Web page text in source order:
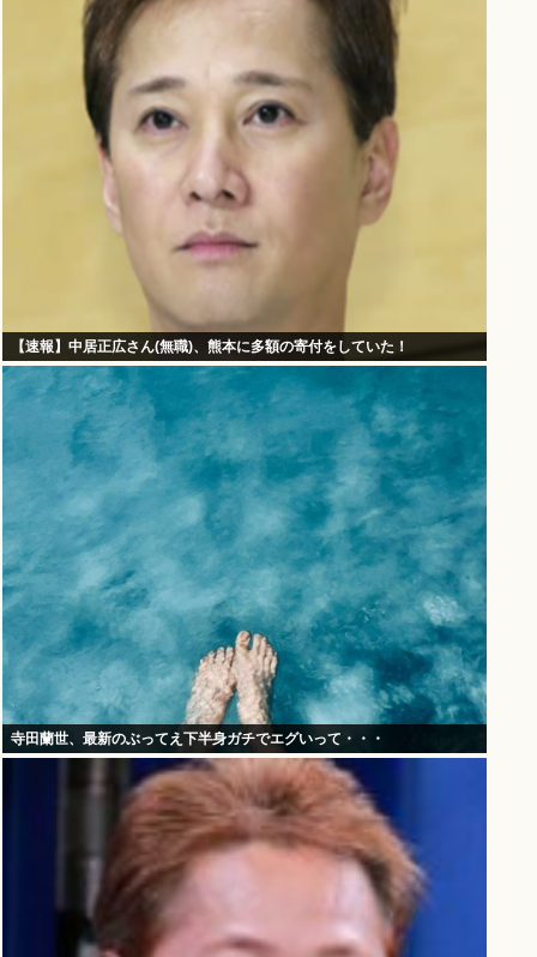
【速報】中居正広さん(無職)、熊本に多額の寄付をしていた！
寺田蘭世、最新のぶってえ下半身ガチでエグいって・・・